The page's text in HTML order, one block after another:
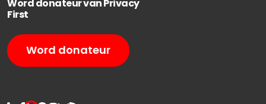
Word donateur van Privacy
First
Word donateur